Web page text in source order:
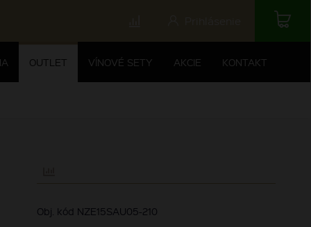
OUTLET VÍNOVÉ SETY AKCIE KONTAKT
Obj. kód NZE15SAU05-210